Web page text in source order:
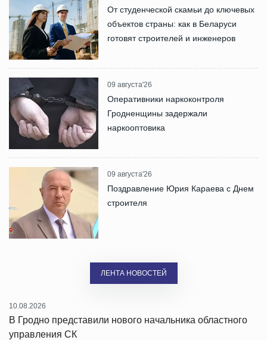
От студенческой скамьи до ключевых
объектов страны: как в Беларуси
готовят строителей и инженеров
09 августа'26
Оперативники наркоконтроля
Гродненщины задержали
наркооптовика
09 августа'26
Поздравление Юрия Караева с Днем
строителя
ЛЕНТА НОВОСТЕЙ
10.08.2026
В Гродно представили нового начальника областного
управления СК